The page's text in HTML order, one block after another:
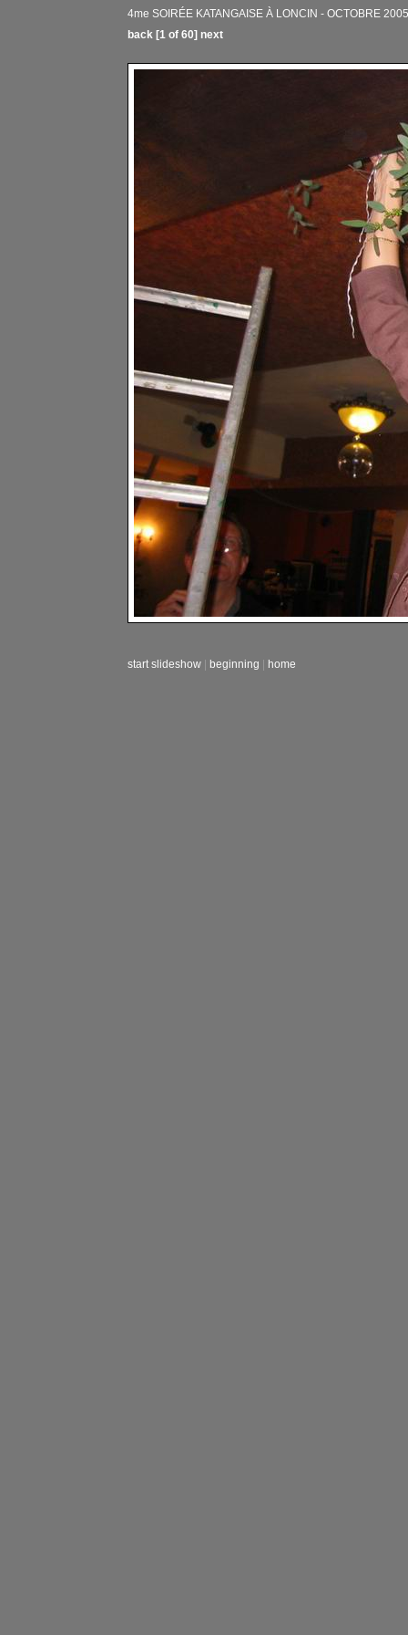
4me SOIRÉE KATANGAISE À LONCIN - OCTOBRE
back [1 of 60] next
start slideshow beginning home